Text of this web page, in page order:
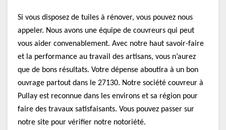
Si vous disposez de tuiles à rénover, vous pouvez nous
appeler. Nous avons une équipe de couvreurs qui peut
vous aider convenablement. Avec notre haut savoir-faire
et la performance au travail des artisans, vous n’aurez
que de bons résultats. Votre dépense aboutira à un bon
ouvrage partout dans le 27130. Notre société couvreur à
Pullay est reconnue dans les environs et sa région pour
faire des travaux satisfaisants. Vous pouvez passer sur
notre site pour vérifier notre notoriété.